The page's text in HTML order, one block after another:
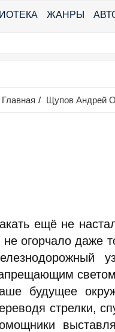
ЖАНРЫ
Главная / Щупов Андрей
ещё не
не огорчало даже
будущее
стрелки,